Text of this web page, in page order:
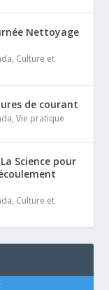
Nettoyage
, Culture et
de courant
,Vie pratique
Science pour
, Culture et